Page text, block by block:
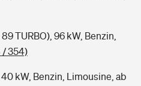
TURBO), 96 kW, Benzin,
/ 354)
40 kW, Benzin, Limousine, ab